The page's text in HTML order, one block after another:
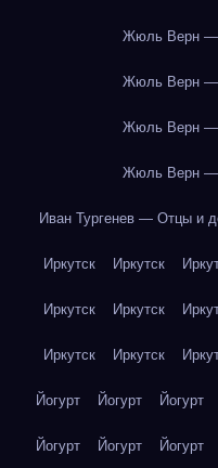
Жюль Верн —
Жюль Верн —
Жюль Верн —
Жюль Верн —
Иван Тургенев — Отцы и
Иркутск Иркутск
Иркутск Иркутск
Иркутск Иркутск
Йогурт Йогурт Йогурт
Йогурт Йогурт Йогурт